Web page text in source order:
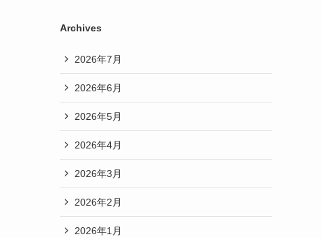
Archives
2026年7月
2026年6月
2026年5月
2026年4月
2026年3月
2026年2月
2026年1月